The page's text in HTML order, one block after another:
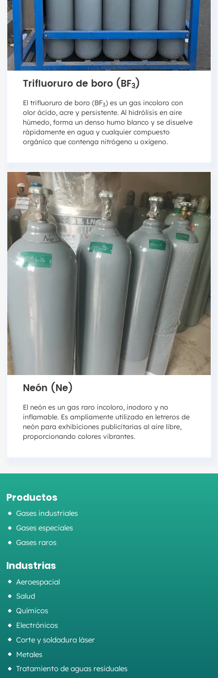
Trifluoruro de boro (BF3)
El trifluoruro de boro (BF3) es un gas incoloro con
olor ácido, acre y persistente. Al hidrólisis en aire
húmedo, forma un denso humo blanco y se disuelve
rápidamente en agua y cualquier compuesto
orgánico que contenga nitrógeno u oxígeno.
Neón (Ne)
El neón es un gas raro incoloro, inodoro y no
inflamable. Es ampliamente utilizado en letreros de
neón para exhibiciones publicitarias al aire libre,
proporcionando colores vibrantes.
Productos
Gases industriales
Gases especiales
Gases raros
Industrias
Aeroespacial
Salud
Químicos
Electrónicos
Corte y soldadura láser
Metales
Tratamiento de aguas residuales